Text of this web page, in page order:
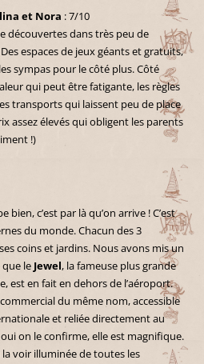
et Nora : 7/10
découvertes dans très peu de
espaces de jeux géants et gratuits,
sympas pour le côté plus. Côté
qui peut être fatigante, les règles
transports qui laissent peu de place
assez élevés qui obligent les parents
!)
bien, c’est par là qu’on arrive ! C’est
du monde. Chacun des 3
coins et jardins. Nous avons mis un
le Jewel, la fameuse plus grande
est en fait en dehors de l’aéroport.
du même nom, accessible
et reliée directement au
on le confirme, elle est magnifique.
voir illuminée de toutes les